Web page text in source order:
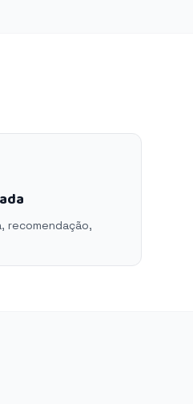
recomendação,